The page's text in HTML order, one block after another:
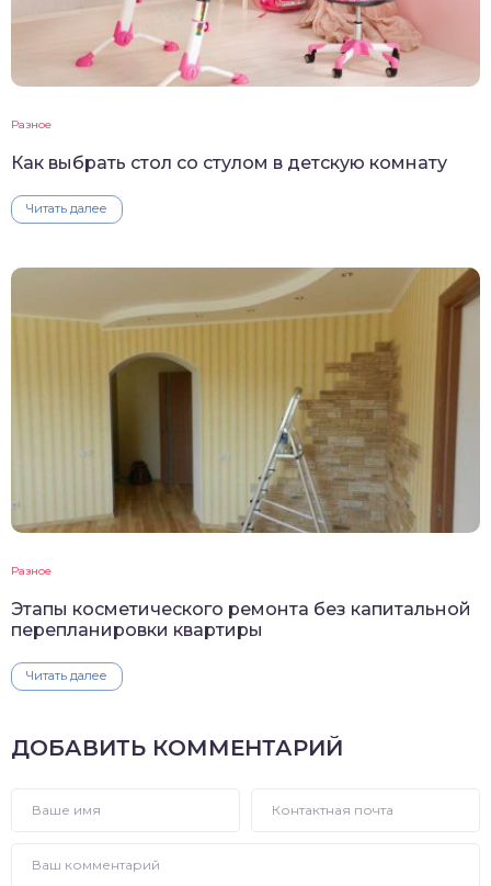
Разное
Как выбрать стол со стулом в детскую комнату
Читать далее
Разное
Этапы косметического ремонта без капитальной
перепланировки квартиры
Читать далее
ДОБАВИТЬ КОММЕНТАРИЙ